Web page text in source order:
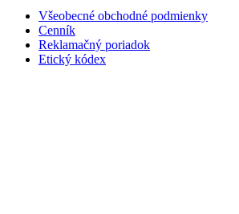
Všeobecné obchodné podmienky
Cenník
Reklamačný poriadok
Etický kódex